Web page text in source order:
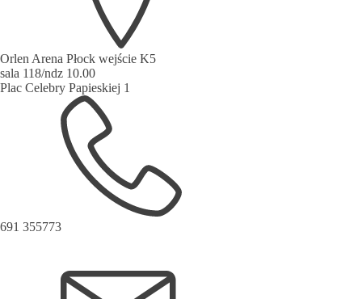
Orlen Arena Płock wejście K5
sala 118/ndz 10.00
Plac Celebry Papieskiej 1
691 355773